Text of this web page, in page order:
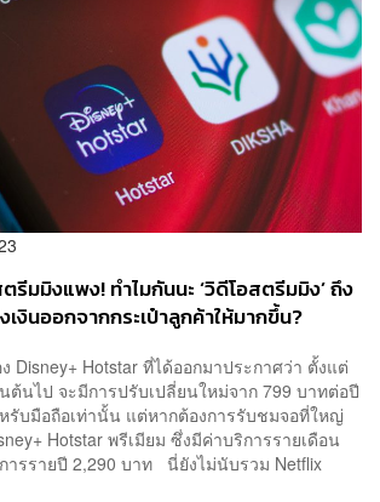
รีมมิงแพง! ทำไมกันนะ ‘วิดีโอสตรีมมิง’ ถึง
งินออกจากกระเป๋าลูกค้าให้มากขึ้น?
Disney+ Hotstar ที่ได้ออกมาประกาศว่า ตั้งแต่
ต้นไป จะมีการปรับเปลี่ยนใหม่จาก 799 บาทต่อปี
รับมือถือเท่านั้น แต่หากต้องการรับชมจอที่ใหญ่
Hotstar พรีเมียม ซึ่งมีค่าบริการรายเดือน
ารรายปี 2,290 บาท นี่ยังไม่นับรวม Netflix